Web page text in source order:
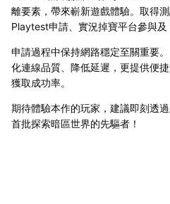
離要素，帶來嶄新遊戲體驗。取得
Playtest申請、實況掉寶平台參與及
申請過程中保持網路穩定至關重要。
化連線品質、降低延遲，更提供便
獲取成功率。
期待體驗本作的玩家，建議即刻透
首批探索暗區世界的先驅者！